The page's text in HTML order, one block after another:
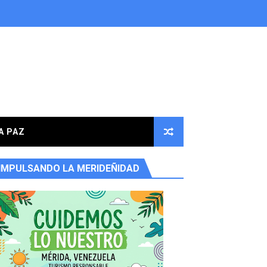
en la parroquia Osuna Rodríguez
PAZ
IMPULSANDO LA MERIDEÑIDAD